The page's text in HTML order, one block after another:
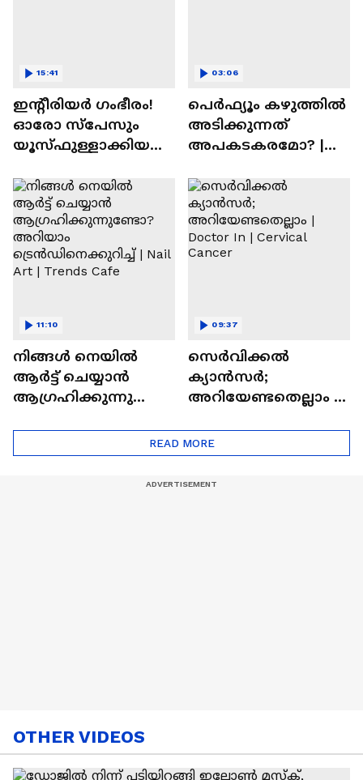
ഇന്റീരിയർ ഗംഭീരം!
ഓരോ സ്‌പേസും
യൂസ്ഫുള്ളാക്കിയ
15:41
പെർഫ്യൂം കഴുത്തിൽ
അടിക്കുന്നത്
അപകടകരമോ? |
03:06
നിങ്ങൾ നെയിൽ
ആർട്ട് ചെയ്യാൻ
ആഗ്രഹിക്കുന്നുണ്ടോ
ട്രെൻഡിനെക്കുറിച്ച് |
Nail Art | Trends Cafe
11:10
സെർവിക്കൽ
ക്യാൻസർ;
അറിയേണ്ടതെല്ലാം |
Cancer
09:37
READ MORE
OTHER VIDEOS